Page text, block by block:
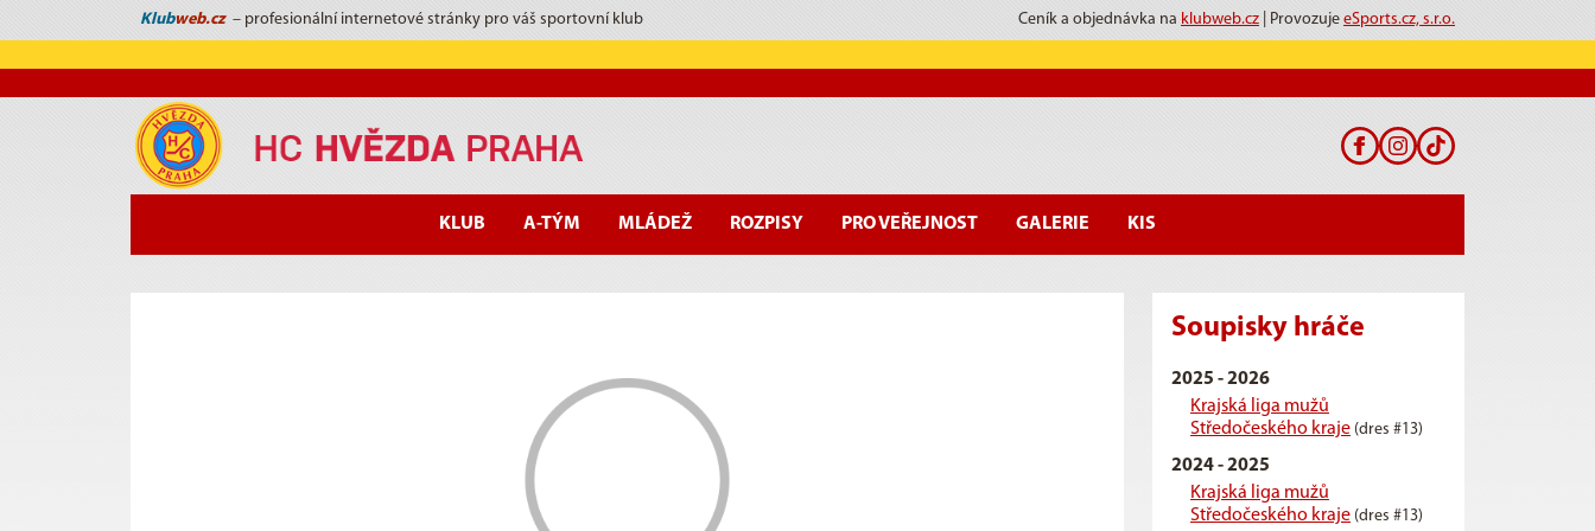
Klubweb.cz – profesionální internetové stránky pro váš sportovní klub Ceník a objednávka na klubweb.cz | Provozuje eSports.cz, s.r.o.
KLUB A-TÝM MLÁDEŽ ROZPISY PRO VEŘEJNOST GALERIE KIS
Soupisky hráče
2025 - 2026
Krajská liga mužů
Středočeského kraje (dres #13)
2024 - 2025
Krajská liga mužů
Středočeského kraje (dres #13)